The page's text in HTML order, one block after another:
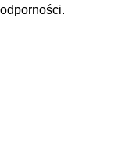
odporności.